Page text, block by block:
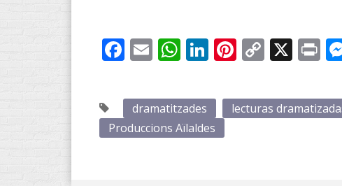
Facebook
EmailWhatsApp
LinkedIn
Pinterest
Copy
X
dramatitzades lecturas
Produccions Aïlaldes